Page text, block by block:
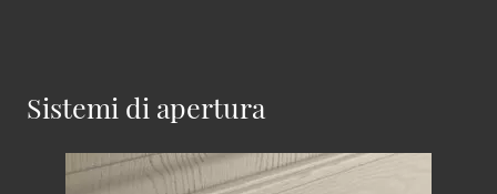
Sistemi di apertura